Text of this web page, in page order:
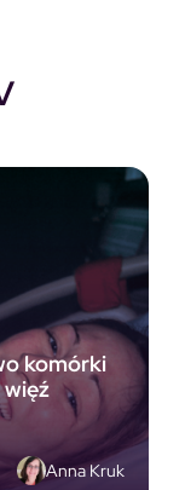
komórki
Anna Kruk